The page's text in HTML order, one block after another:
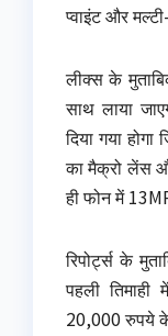
प्वाइंट और
लीक्स के
साथ लाया
दिया गया
का मैक्रो लेंस
ही फोन में
रिपोर्ट्स के
पहली
20,000 रुपये